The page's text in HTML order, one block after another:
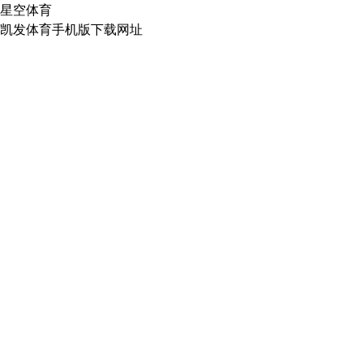
星空体育
凯发体育手机版下载网址